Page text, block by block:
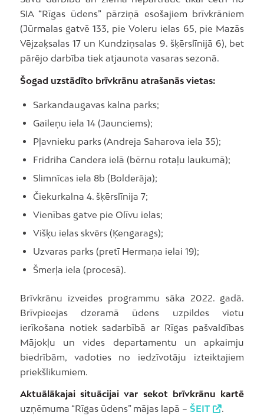
SIA “Rīgas ūdens” pārziņā esošajiem brīvkrāniem
(Jūrmalas gatvē 133, pie Voleru ielas 65, pie Mazās
Vējzaķsalas 17 un Kundziņsalas 9. šķērslīnijā 6), bet
pārējo darbība tiek atjaunota vasaras sezonā.
Šogad uzstādīto brīvkrānu atrašanās vietas:
Sarkandaugavas kalna parks;
Gaileņu iela 14 (Jaunciems);
Pļavnieku parks (Andreja Saharova iela 35);
Fridriha Candera ielā (bērnu rotaļu laukumā);
Slimnīcas iela 8b (Bolderāja);
Čiekurkalna 4. šķērslīnija 7;
Vienības gatve pie Olīvu ielas;
Višķu ielas skvērs (Ķengarags);
Uzvaras parks (pretī Hermaņa ielai 19);
Šmerļa iela (procesā).
Brīvkrānu izveides programmu sāka 2022. gadā.
Brīvpieejas dzeramā ūdens uzpildes vietu
ierīkošana notiek sadarbībā ar Rīgas pašvaldības
Mājokļu un vides departamentu un apkaimju
biedrībām, vadoties no iedzīvotāju izteiktajiem
priekšlikumiem.
Aktuālākajai situācijai var sekot brīvkrānu kartē
uzņēmuma “Rīgas ūdens” mājas lapā – ŠEIT .